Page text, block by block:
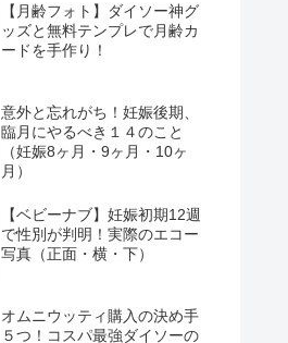
【月齢フォト】ダイソー神グ
ッズと無料テンプレで月齢カ
ードを手作り！
意外と忘れがち！妊娠後期、
臨月にやるべき１４のこと
（妊娠8ヶ月・9ヶ月・10ヶ
月）
【ベビーナブ】妊娠初期12週
で性別が判明！実際のエコー
写真（正面・横・下）
オムニウッティ購入の決め手
５つ！コスパ最強ダイソーの